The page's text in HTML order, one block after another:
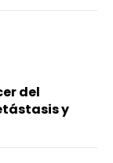
del
y